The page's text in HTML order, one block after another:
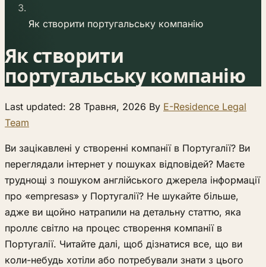
Як створити португальську компанію
Як створити
португальську компанію
Last updated: 28 Травня, 2026 By E-Residence Legal
Team
Ви зацікавлені у створенні компанії в Португалії? Ви
переглядали інтернет у пошуках відповідей? Маєте
труднощі з пошуком англійського джерела інформації
про «empresas» у Португалії? Не шукайте більше,
адже ви щойно натрапили на детальну статтю, яка
проллє світло на процес створення компанії в
Португалії. Читайте далі, щоб дізнатися все, що ви
коли-небудь хотіли або потребували знати з цього